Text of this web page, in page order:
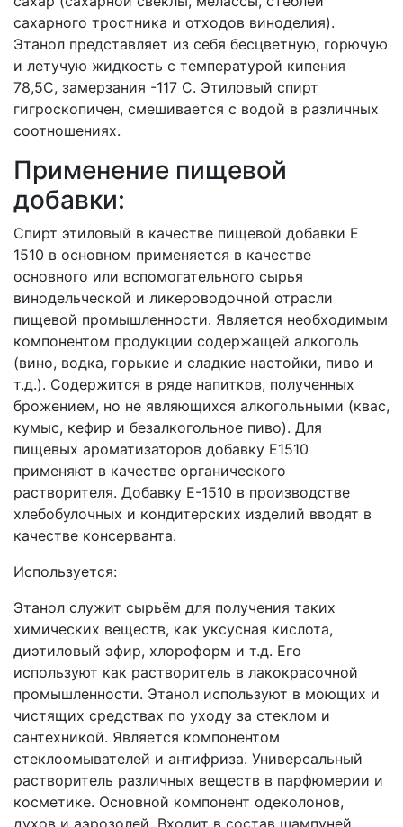
сахарного тростника и отходов виноделия).
Этанол представляет из себя бесцветную, горючую
и летучую жидкость с температурой кипения
78,5C, замерзания -117 C. Этиловый спирт
гигроскопичен, смешивается с водой в различных
соотношениях.
Применение пищевой
добавки:
Спирт этиловый в качестве пищевой добавки Е
1510 в основном применяется в качестве
основного или вспомогательного сырья
винодельческой и ликероводочной отрасли
пищевой промышленности. Является необходимым
компонентом продукции содержащей алкоголь
(вино, водка, горькие и сладкие настойки, пиво и
т.д.). Содержится в ряде напитков, полученных
брожением, но не являющихся алкогольными (квас,
кумыс, кефир и безалкогольное пиво). Для
пищевых ароматизаторов добавку Е1510
применяют в качестве органического
растворителя. Добавку Е-1510 в производстве
хлебобулочных и кондитерских изделий вводят в
качестве консерванта.
Используется:
Этанол служит сырьём для получения таких
химических веществ, как уксусная кислота,
диэтиловый эфир, хлороформ и т.д. Его
используют как растворитель в лакокрасочной
промышленности. Этанол используют в моющих и
чистящих средствах по уходу за стеклом и
сантехникой. Является компонентом
стеклоомывателей и антифриза. Универсальный
растворитель различных веществ в парфюмерии и
косметике. Основной компонент одеколонов,
духов и аэрозолей. Входит в состав шампуней,